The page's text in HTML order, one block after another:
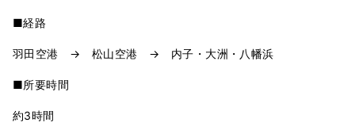
■経路
羽田空港 → 松山空港 → 内子・大洲・八幡浜
■所要時間
約3時間